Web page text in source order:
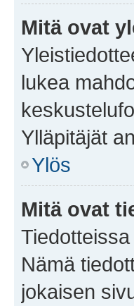
Mitä ovat
lukea
Ylläpitäjät
Ylös
Mitä ovat
Nämä
jokaisen